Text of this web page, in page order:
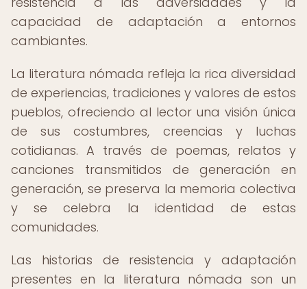
capacidad de adaptación a entornos
cambiantes.
La literatura nómada refleja la rica diversidad
de experiencias, tradiciones y valores de estos
pueblos, ofreciendo al lector una visión única
de sus costumbres, creencias y luchas
cotidianas. A través de poemas, relatos y
canciones transmitidos de generación en
generación, se preserva la memoria colectiva
y se celebra la identidad de estas
comunidades.
Las historias de resistencia y adaptación
presentes en la literatura nómada son un